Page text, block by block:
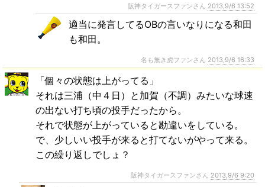
阪神タイガースファンさん 2013,9/6 13:52
適当に発言してるOBの言いなりになる和田
も和田。
名も無き虎ファンさん 2013,9/6 16:33
「個々の状態は上がってる」
それは三浦（中４日）と加賀（不調）みたいな球速
の出ない打ち頃の投手だったから。
それで状態が上がっていると勘違いをしている。
で、少しいい投手が来ると打てないがやって来る。
この繰り返しでしょ？
阪神タイガースファンさん 2013,9/6 9:20